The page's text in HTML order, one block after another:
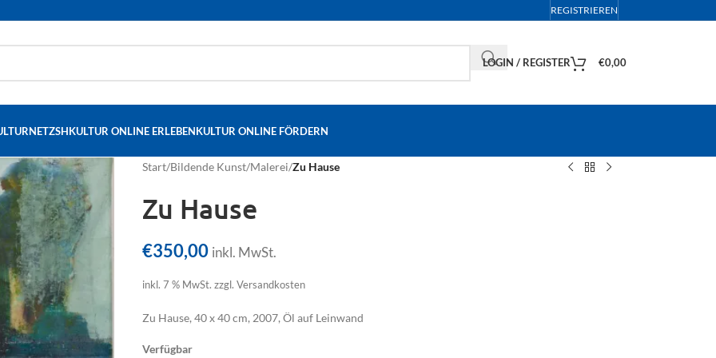
REGISTRIEREN
LOGIN / REGISTER €0,00
KULTUR ONLINE ERLEBENKULTUR ONLINE FÖRDERN
Start/Bildende Kunst/Malerei/Zu Hause
Zu Hause
€350,00 inkl. MwSt.
inkl. 7 % MwSt. zzgl. Versandkosten
Zu Hause, 40 x 40 cm, 2007, Öl auf Leinwand
Verfügbar